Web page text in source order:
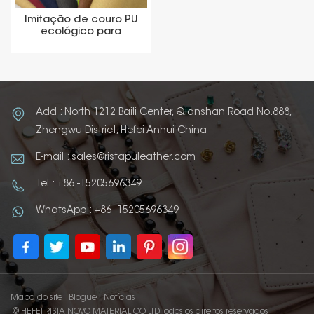
Imitação de couro PU
ecológico para
Add : North 1212 Baili Center, Qianshan Road No.888,
Zhengwu District, Hefei Anhui China
E-mail : sales@ristapuleather.com
Tel : +86 -15205696349
WhatsApp : +86 -15205696349
Mapa do site Blogue
Notícias
© HEFEI RISTA NOVO MATERIAL CO LTD Todos os direitos reservados